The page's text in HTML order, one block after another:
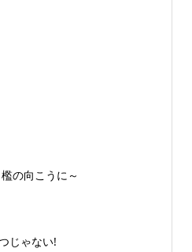
の向こうに～
じゃない!